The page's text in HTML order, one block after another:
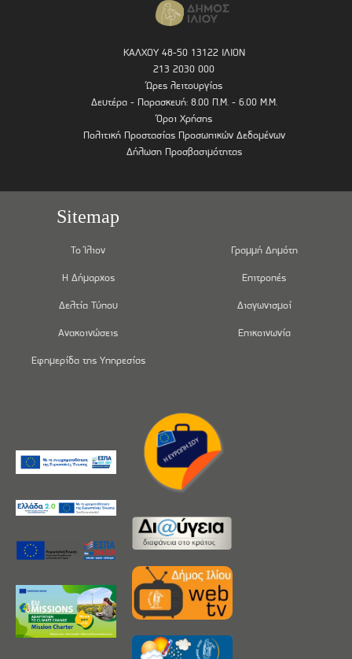
ΚΑΛΧΟΥ 48-50 13122 ΙΛΙΟΝ
213 2030 000
Ώρες λειτουργίας
Δευτέρα - Παρασκευή: 8.00 Π.Μ. - 6.00 Μ.Μ.
Όροι Χρήσης
Πολιτική Προστασίας Προσωπικών Δεδομένων
Δήλωση Προσβασιμότητας
Sitemap
Το Ίλιον
Η Δήμαρχος
Δελτία Τύπου
Ανακοινώσεις
Εφημερίδα της Υπηρεσίας
Γραμμή Δημότη
Επιτροπές
Διαγωνισμοί
Επικοινωνία